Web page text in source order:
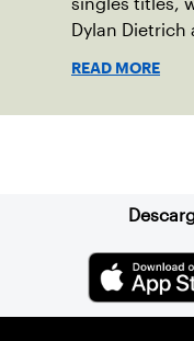
singles titles,
Dylan Dietrich
READ MORE